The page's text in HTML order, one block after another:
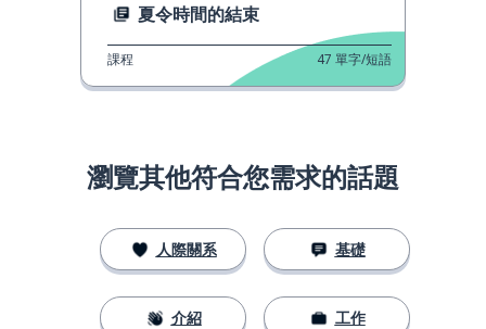
夏令時間的結束
課程 47 單字/短語
瀏覽其他符合您需求的話題
人際關系
介紹
基礎
工作